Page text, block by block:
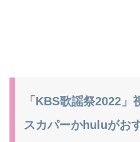
「KBS歌謡祭2022
スカパーかhuluがお